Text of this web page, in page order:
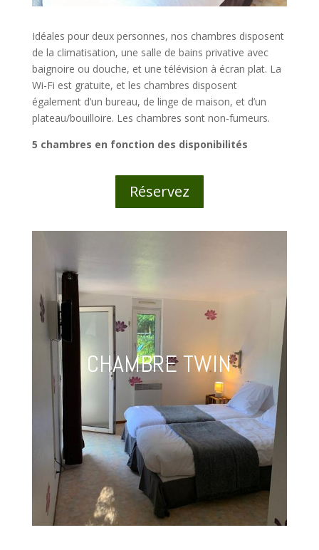
Idéales pour deux personnes, nos chambres disposent
de la climatisation, une salle de bains privative avec
baignoire ou douche, et une télévision à écran plat. La
Wi-Fi est gratuite, et les chambres disposent
également d’un bureau, de linge de maison, et d’un
plateau/bouilloire. Les chambres sont non-fumeurs.
5 chambres en fonction des disponibilités
Réservez
CHAMBRE TWIN